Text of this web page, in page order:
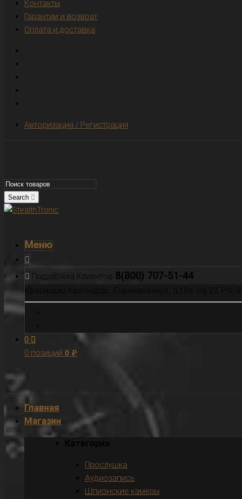
Контакты
Гарантии и возврат
Оплата и доставка
Авторизация / Регистрация
Search
Меню
Поддержка Клиентов 8(800) 707-51-44
0
0 позиций 0 ₽
Главная
Магазин
Прослушка
Аудиозапись
Шпионские камеры